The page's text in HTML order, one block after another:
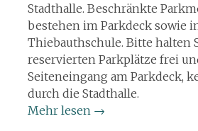
Stadthalle. Beschränkte
bestehen im Parkdeck sowie
Thiebauthschule. Bitte halten
reservierten Parkplätze frei
Seiteneingang am Parkdeck,
durch die Stadthalle.
Mehr lesen →